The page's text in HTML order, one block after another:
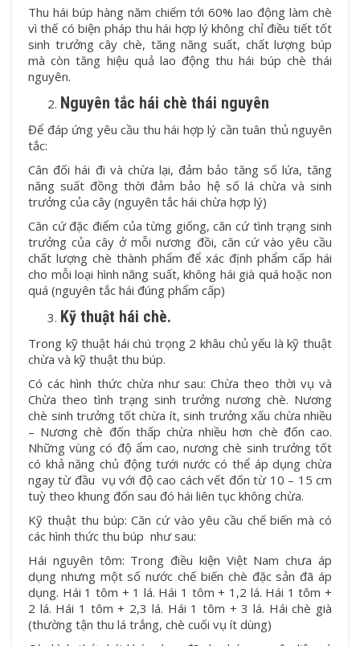
Thu hái búp hàng năm chiếm tới 60% lao động làm chè
vì thế có biện pháp thu hái hợp lý không chỉ điều tiết tốt
sinh trưởng cây chè, tăng năng suất, chất lượng búp
mà còn tăng hiệu quả lao động thu hái búp chè thái
nguyên.
Nguyên tắc hái chè thái nguyên
Để đáp ứng yêu cầu thu hái hợp lý cần tuân thủ nguyên
tắc:
Cân đối hái đi và chừa lại, đảm bảo tăng số lứa, tăng
năng suất đồng thời đảm bảo hệ số lá chừa và sinh
trưởng của cây (nguyên tắc hái chừa hợp lý)
Căn cứ đặc điểm của từng giống, căn cứ tình trạng sinh
trưởng của cây ở mỗi nương đồi, căn cứ vào yêu cầu
chất lượng chè thành phẩm để xác định phẩm cấp hái
cho mỗi loại hình năng suất, không hái già quá hoặc non
quá (nguyên tắc hái đúng phẩm cấp)
Kỹ thuật hái chè.
Trong kỹ thuật hái chú trọng 2 khâu chủ yếu là kỹ thuật
chừa và kỹ thuật thu búp.
Có các hình thức chừa như sau: Chừa theo thời vụ và
Chừa theo tình trạng sinh trưởng nương chè. Nương
chè sinh trưởng tốt chừa ít, sinh trưởng xấu chừa nhiều
– Nương chè đốn thấp chừa nhiều hơn chè đốn cao.
Những vùng có độ ẩm cao, nương chè sinh trưởng tốt
có khả năng chủ động tưới nước có thể áp dụng chừa
ngay từ đầu vụ với độ cao cách vết đốn từ 10 – 15 cm
tuỳ theo khung đốn sau đó hái liên tục không chừa.
Kỹ thuật thu búp: Căn cứ vào yêu cầu chế biến mà có
các hình thức thu búp như sau:
Hái nguyên tôm: Trong điều kiện Việt Nam chưa áp
dụng nhưng một số nước chế biến chè đặc sản đã áp
dụng. Hái 1 tôm + 1 lá. Hái 1 tôm + 1,2 lá. Hái 1 tôm +
2 lá. Hái 1 tôm + 2,3 lá. Hái 1 tôm + 3 lá. Hái chè già
(thường tận thu lá trắng, chè cuối vụ ít dùng)